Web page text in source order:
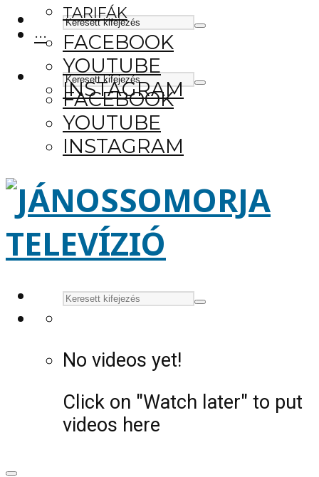
FACEBOOK
YOUTUBE
INSTAGRAM
TARIFÁK
···
FACEBOOK
YOUTUBE
INSTAGRAM
No videos yet!
Click on "Watch later" to put
videos here